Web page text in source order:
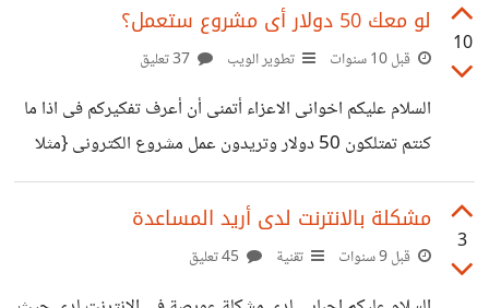
كبير ؟ وهل يصلنى تنبيه عند تمام عملية السحب ؟ أرجو الافادة
وشكرا لكم مقدما
10
لو معك 50 دولار أى مشروع ستعمل؟
قبل 10 سنوات تطوير الويب
السلام عليكم اخوانى الاعزاء أتمنى أن أعرف تفكيركم فى اذا ما
كنتم تمتلكون 50 دولار وتريدون عمل مشروع الكترونى {مثلا
موقع }فأى مشروع ستفكرون عمله؟ لا يشترط أن يكون المشروع
كبير ولكن يمكن أن يكبر بنفسه أى مثلا كل مدة يتم تطويره و
يمكن جنى أرباح منه أرجو أن تفيدونى بأفكاركم الطيبة فائق
3
مشكلة بالانترنت لدى أريد المساعدة
قبل 9 سنوات تقنية